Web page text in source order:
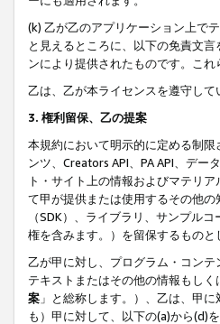
(k) 乙が乙のアプリケーション上で
と見えるところに、以下の免責文
ンにより提供されたものです。こ
乙は、乙が本ライセンスを遵守し
3. 権利留保、乙の提案
本規約において明示的に定める制
ンツ、Creators API、PA API、デ
ト・サイト上の情報およびマテリ
て甲が提供または使用するその他
（SDK）、ライブラリ、サンプル
権を含みます。）を留保するもの
乙が甲に対し、プログラム・コン
テキストまたはその他の情報もし
案 」と総称します。）、乙は、甲
も）甲に対して、以下の(a)から(d)